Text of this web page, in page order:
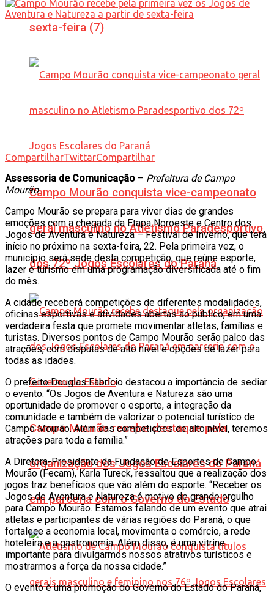
sexta-feira (7)
Campo Mourão conquista vice-campeonato
geral masculino no Atletismo Paradesportivo
dos 72º Jogos Escolares do Paraná
Campo Mourão recebe destaque pela
organização dos Jogos Escolares do Paraná
em parceria com o Governo do Estado
CompartilharTwittarCompartilhar
Assessoria de Comunicação – Prefeitura de Campo
Mourão
Campo Mourão se prepara para viver dias de grandes
emoções com a chegada da Etapa Noroeste e Centro dos
Jogos de Aventura e Natureza – Festival de Inverno, que terá
início no próximo na sexta-feira, 22. Pela primeira vez, o
município será sede desta competição, que reúne esporte,
lazer e turismo em uma programação diversificada até o fim
do mês.
A cidade receberá competições de diferentes modalidades,
oficinas esportivas e atividades abertas ao público, em uma
verdadeira festa que promete movimentar atletas, famílias e
turistas. Diversos pontos de Campo Mourão serão palco das
atrações, com disputas de alto nível e opções de lazer para
todas as idades.
O prefeito Douglas Fabrício destacou a importância de sediar
o evento. “Os Jogos de Aventura e Natureza são uma
oportunidade de promover o esporte, a integração da
comunidade e também de valorizar o potencial turístico de
Campo Mourão. Além das competições de alto nível, teremos
atrações para toda a família.”
A Diretora-Presidente da Fundação de Esportes de Campo
Mourão (Fecam), Karla Tureck, ressaltou que a realização dos
jogos traz benefícios que vão além do esporte. “Receber os
Jogos de Aventura e Natureza é motivo de grande orgulho
para Campo Mourão. Estamos falando de um evento que atrai
atletas e participantes de várias regiões do Paraná, o que
fortalece a economia local, movimenta o comércio, a rede
hoteleira e a gastronomia. Além disso, é uma vitrine
importante para divulgarmos nossos atrativos turísticos e
mostrarmos a força da nossa cidade.”
O evento é uma promoção do Governo do Estado do Paraná,